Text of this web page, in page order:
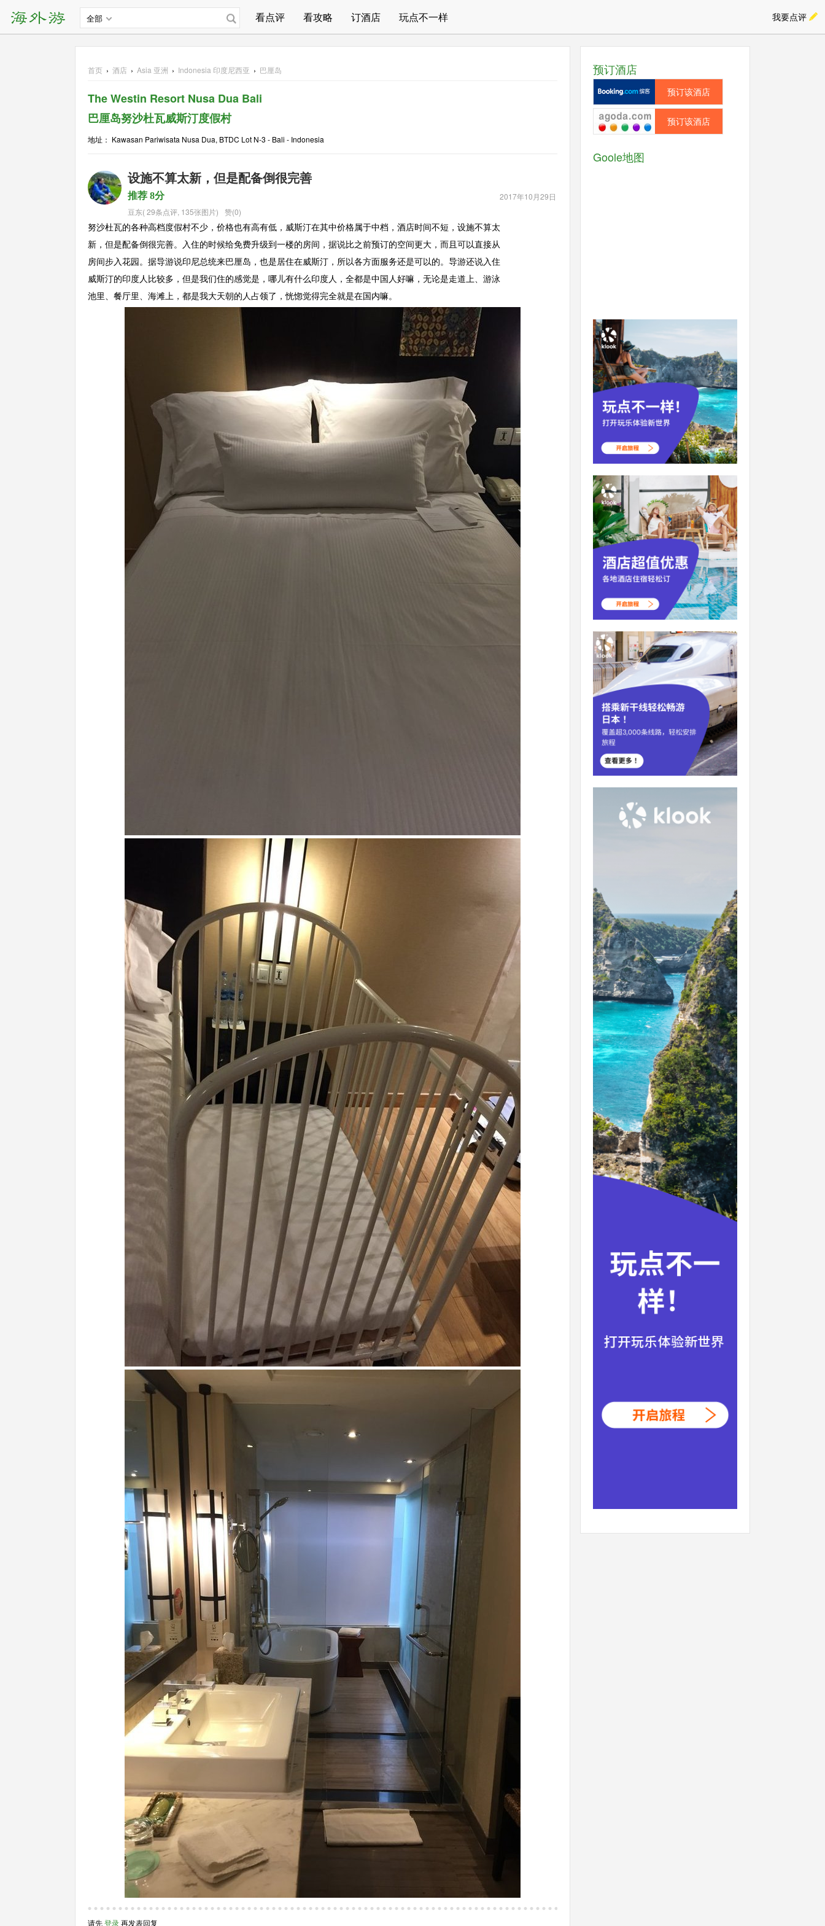
全部 看点评 看攻略 订酒店 玩点不一样 我要点评
首页 › 酒店 › Asia 亚洲 › Indonesia 印度尼西亚 › 巴厘岛
The Westin Resort Nusa Dua Bali
巴厘岛努沙杜瓦威斯汀度假村
地址： Kawasan Pariwisata Nusa Dua, BTDC Lot N-3 - Bali - Indonesia
设施不算太新，但是配备倒很完善
2017年10月29日
推荐 8分
豆东(29条点评 135张图片) 赞(0)
努沙杜瓦的各种高档度假村不少，价格也有高有低，威斯汀在其中价格属于中档，酒店时间不短，设施不算太
新，但是配备倒很完善。入住的时候给免费升级到一楼的房间，据说比之前预订的空间更大，而且可以直接从
房间步入花园。据导游说印尼总统来巴厘岛，也是居住在威斯汀，所以各方面服务还是可以的。导游还说入住
威斯汀的印度人比较多，但是我们住的感觉是，哪儿有什么印度人，全都是中国人好嘛，无论是走道上、游泳
池里、餐厅里、海滩上，都是我大天朝的人占领了，恍惚觉得完全就是在国内嘛。
请先登录再发表回复
预订酒店
预订该酒店
预订该酒店
Goole地图